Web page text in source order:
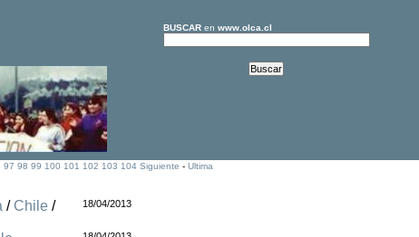
BUSCARen www.olca.cl
97 98 99 100 101 102 103 104 Siguiente - Ultima
/ Chile /
18/04/2013